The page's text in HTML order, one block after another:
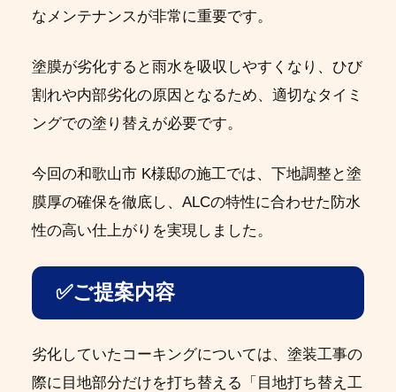
なメンテナンスが非常に重要です。
塗膜が劣化すると雨水を吸収しやすくなり、ひび
割れや内部劣化の原因となるため、適切なタイミ
ングでの塗り替えが必要です。
今回の和歌山市 K様邸の施工では、下地調整と塗
膜厚の確保を徹底し、ALCの特性に合わせた防水
性の高い仕上がりを実現しました。
✅ご提案内容
劣化していたコーキングについては、塗装工事の
際に目地部分だけを打ち替える「目地打ち替え工